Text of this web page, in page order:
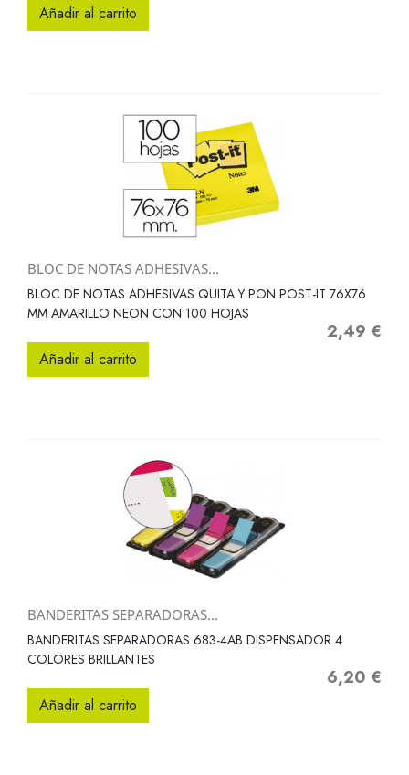
Añadir al carrito
BLOC DE NOTAS ADHESIVAS...
BLOC DE NOTAS ADHESIVAS QUITA Y PON POST-IT 76X76
MM AMARILLO NEON CON 100 HOJAS
Precio
2,49 €
Añadir al carrito
BANDERITAS SEPARADORAS...
BANDERITAS SEPARADORAS 683-4AB DISPENSADOR 4
COLORES BRILLANTES
Precio
6,20 €
Añadir al carrito